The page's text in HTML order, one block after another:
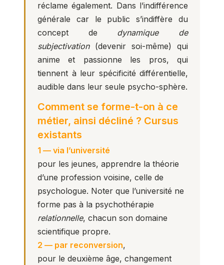
réclame également. Dans l’indifférence
générale car le public s’indiffère du
concept de dynamique de
subjectivation(devenir soi-même) qui
anime et passionne les pros, qui
tiennent à leur spécificité différentielle,
audible dans leur seule psycho-sphère.
Comment se forme-t-on à ce
métier, ainsi décliné ? Cursus
existants
1 — via l’université
pour les jeunes, apprendre la théorie
d’une profession voisine, celle de
psychologue. Noter que l’université ne
forme pas à la psychothérapie
relationnelle, chacun son domaine
scientifique propre.
2 — par reconversion,
pour le deuxième âge, changement